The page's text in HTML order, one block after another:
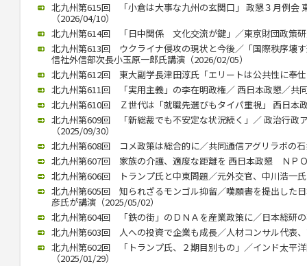
北九州第615回 「小倉は大事な九州の玄関口」 政懇３月例会
（2026/04/10）
北九州第614回 「日中関係 文化交流が鍵」／東京財団政策
北九州第613回 ウクライナ侵攻の現状と今後／「国際秩序壊
信社外信部次長小玉原一郎氏講演（2026/02/05）
北九州第612回 東大副学長津田淳氏「エリートは公共性に奉
北九州第611回 「実用主義」の李在明政権／ 西日本政懇／共
北九州第610回 Ｚ世代は「就職先選びもタイパ重視」 西日
北九州第609回 「新総裁でも不安定な状況続く」／ 政治行政
（2025/09/30）
北九州第608回 コメ政策は総合的に／共同通信アグリラボの
北九州第607回 家族の介護、適度な距離を 西日本政懇 ＮＰ
北九州第606回 トランプ氏と中東問題／元外交官、中川浩一
北九州第605回 知られざるモンゴル抑留／嘆願書を提出した
彦氏が講演（2025/05/02）
北九州第604回 「鉄の街」のＤＮＡを産業政策に／日本総研
北九州第603回 人への投資で企業も成長／人材コンサル代表
北九州第602回 「トランプ氏、２期目別もの」／インド太平
（2025/01/29）